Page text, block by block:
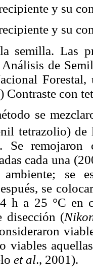
y su
y su
semilla. Las
de
Forestal,
Contraste con
se
tetrazolio) de
Se
cada una
ambiente; se
se
h a 25 °C en
disección (
viables
et al., 2001).